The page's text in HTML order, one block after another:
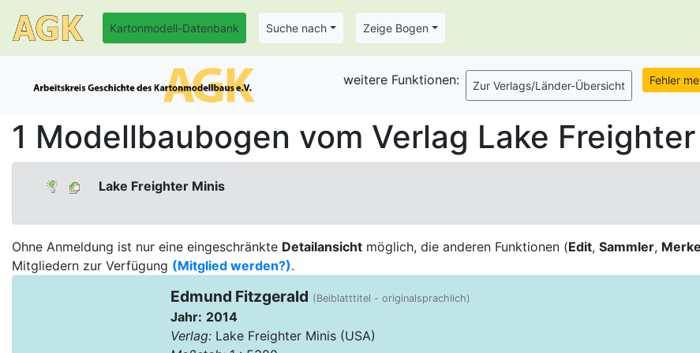
Kartonmodell-Datenbank Suche nach Zeige Bogen
weitere Funktionen:
1 Modellbaubogen vom Verlag Lake
Lake Freighter Minis
Ohne Anmeldung ist nur eine eingeschränkte Detailansicht möglich, die anderen Funktionen (Edit, Sammler, Merke
Mitgliedern zur Verfügung (Mitglied werden?).
Edmund Fitzgerald (Beiblatttitel - originalsprachlich)
Jahr: 2014
Verlag:Lake Freighter Minis (USA)